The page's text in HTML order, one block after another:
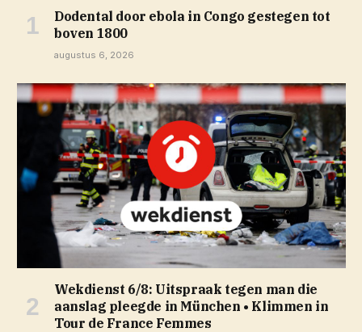
Dodental door ebola in Congo gestegen tot
boven 1800
augustus 6, 2026
Wekdienst 6/8: Uitspraak tegen man die
aanslag pleegde in München • Klimmen in
Tour de France Femmes